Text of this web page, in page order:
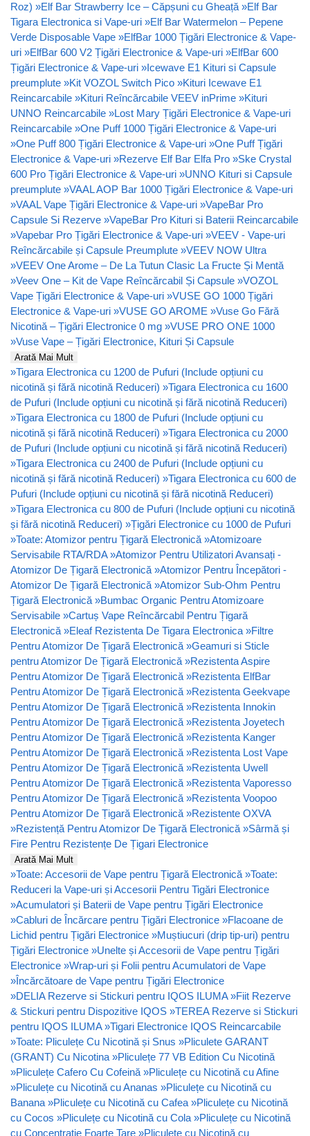
Roz) »Elf Bar Strawberry Ice – Căpșuni cu Gheață »Elf Bar
Tigara Electronica si Vape-uri »Elf Bar Watermelon – Pepene
Verde Disposable Vape »ElfBar 1000 Țigări Electronice & Vape-
uri »ElfBar 600 V2 Țigări Electronice & Vape-uri »ElfBar 600
Țigări Electronice & Vape-uri »Icewave E1 Kituri si Capsule
preumplute »Kit VOZOL Switch Pico »Kituri Icewave E1
Reincarcabile »Kituri Reîncărcabile VEEV inPrime »Kituri
UNNO Reincarcabile »Lost Mary Țigări Electronice & Vape-uri
Reincarcabile »One Puff 1000 Țigări Electronice & Vape-uri
»One Puff 800 Țigări Electronice & Vape-uri »One Puff Țigări
Electronice & Vape-uri »Rezerve Elf Bar Elfa Pro »Ske Crystal
600 Pro Țigări Electronice & Vape-uri »UNNO Kituri si Capsule
preumplute »VAAL AOP Bar 1000 Țigări Electronice & Vape-uri
»VAAL Vape Țigări Electronice & Vape-uri »VapeBar Pro
Capsule Si Rezerve »VapeBar Pro Kituri si Baterii Reincarcabile
»Vapebar Pro Țigări Electronice & Vape-uri »VEEV - Vape-uri
Reîncărcabile și Capsule Preumplute »VEEV NOW Ultra
»VEEV One Arome – De La Tutun Clasic La Fructe Și Mentă
»Veev One – Kit de Vape Reîncărcabil Și Capsule »VOZOL
Vape Țigări Electronice & Vape-uri »VUSE GO 1000 Țigări
Electronice & Vape-uri »VUSE GO AROME »Vuse Go Fără
Nicotină – Țigări Electronice 0 mg »VUSE PRO ONE 1000
»Vuse Vape – Țigări Electronice, Kituri Și Capsule
Arată Mai Mult
»Tigara Electronica cu 1200 de Pufuri (Include opțiuni cu
nicotină și fără nicotină Reduceri) »Tigara Electronica cu 1600
de Pufuri (Include opțiuni cu nicotină și fără nicotină Reduceri)
»Tigara Electronica cu 1800 de Pufuri (Include opțiuni cu
nicotină și fără nicotină Reduceri) »Tigara Electronica cu 2000
de Pufuri (Include opțiuni cu nicotină și fără nicotină Reduceri)
»Tigara Electronica cu 2400 de Pufuri (Include opțiuni cu
nicotină și fără nicotină Reduceri) »Tigara Electronica cu 600 de
Pufuri (Include opțiuni cu nicotină și fără nicotină Reduceri)
»Tigara Electronica cu 800 de Pufuri (Include opțiuni cu nicotină
și fără nicotină Reduceri) »Țigări Electronice cu 1000 de Pufuri
»Toate: Atomizor pentru Țigară Electronică »Atomizoare
Servisabile RTA/RDA »Atomizor Pentru Utilizatori Avansați -
Atomizor De Țigară Electronică »Atomizor Pentru Începători -
Atomizor De Țigară Electronică »Atomizor Sub-Ohm Pentru
Țigară Electronică »Bumbac Organic Pentru Atomizoare
Servisabile »Cartuș Vape Reîncărcabil Pentru Țigară
Electronică »Eleaf Rezistenta De Tigara Electronica »Filtre
Pentru Atomizor De Țigară Electronică »Geamuri si Sticle
pentru Atomizor De Țigară Electronică »Rezistenta Aspire
Pentru Atomizor De Țigară Electronică »Rezistenta ElfBar
Pentru Atomizor De Țigară Electronică »Rezistenta Geekvape
Pentru Atomizor De Țigară Electronică »Rezistenta Innokin
Pentru Atomizor De Țigară Electronică »Rezistenta Joyetech
Pentru Atomizor De Țigară Electronică »Rezistenta Kanger
Pentru Atomizor De Țigară Electronică »Rezistenta Lost Vape
Pentru Atomizor De Țigară Electronică »Rezistenta Uwell
Pentru Atomizor De Țigară Electronică »Rezistenta Vaporesso
Pentru Atomizor De Țigară Electronică »Rezistenta Voopoo
Pentru Atomizor De Țigară Electronică »Rezistente OXVA
»Rezistență Pentru Atomizor De Țigară Electronică »Sârmă și
Fire Pentru Rezistențe De Țigari Electronice
Arată Mai Mult
»Toate: Accesorii de Vape pentru Țigară Electronică »Toate:
Reduceri la Vape-uri și Accesorii Pentru Tigări Electronice
»Acumulatori și Baterii de Vape pentru Țigări Electronice
»Cabluri de Încărcare pentru Țigări Electronice »Flacoane de
Lichid pentru Țigări Electronice »Muștiucuri (drip tip-uri) pentru
Țigări Electronice »Unelte și Accesorii de Vape pentru Țigări
Electronice »Wrap-uri și Folii pentru Acumulatori de Vape
»Încărcătoare de Vape pentru Țigări Electronice
»DELIA Rezerve si Stickuri pentru IQOS ILUMA »Fiit Rezerve
& Stickuri pentru Dispozitive IQOS »TEREA Rezerve si Stickuri
pentru IQOS ILUMA »Tigari Electronice IQOS Reincarcabile
»Toate: Pliculețe Cu Nicotină și Snus »Pliculete GARANT
(GRANT) Cu Nicotina »Pliculețe 77 VB Edition Cu Nicotină
»Pliculețe Cafero Cu Cofeină »Pliculețe cu Nicotină cu Afine
»Pliculețe cu Nicotină cu Ananas »Pliculețe cu Nicotină cu
Banana »Pliculețe cu Nicotină cu Cafea »Pliculețe cu Nicotină
cu Cocos »Pliculețe cu Nicotină cu Cola »Pliculețe cu Nicotină
cu Concentrație Foarte Tare »Pliculețe cu Nicotină cu